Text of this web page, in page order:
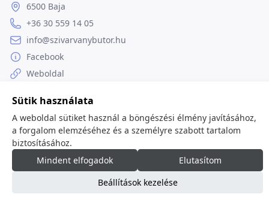
6500 Baja
+36 30 559 14 05
info@szivarvanybutor.hu
Facebook
Weboldal
© 2026minden jog fenntartva.
Sütik használata
A weboldal sütiket használ a böngészési élmény javításához,
a forgalom elemzéséhez és a személyre szabott tartalom
biztosításához.
Mindent elfogadok
Elutasítom
Beállítások kezelése